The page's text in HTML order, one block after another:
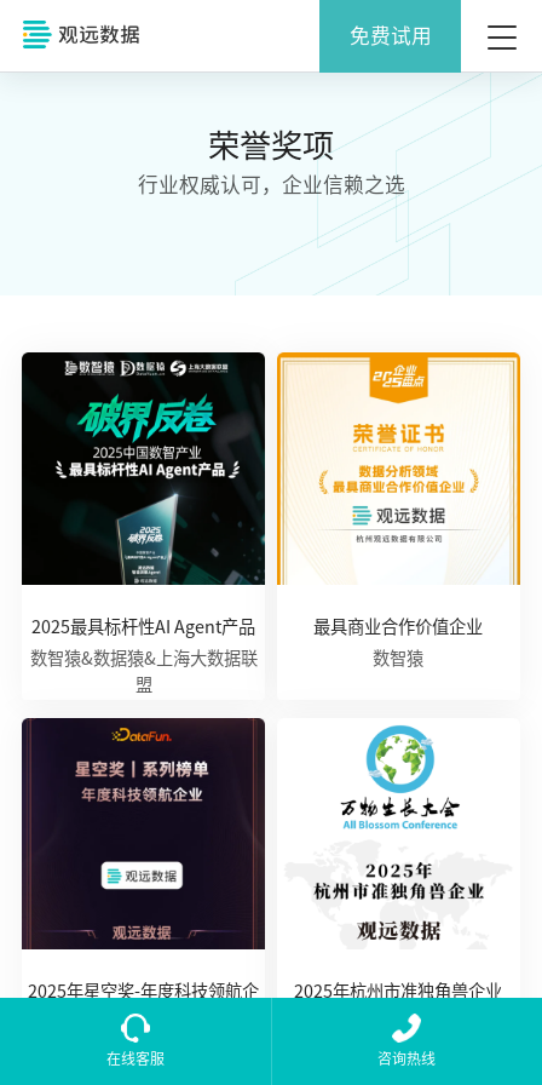
免费试用
荣誉奖项
行业权威认可，企业信赖之选
2025最具标杆性AI Agent产品
数智猿&数据猿&上海大数据联
盟
最具商业合作价值企业
数智猿
2025年星空奖-年度科技领航企
业
Datafun
2025年杭州市准独角兽企业
杭州市创业投资协会&微链
在线客服 咨询热线